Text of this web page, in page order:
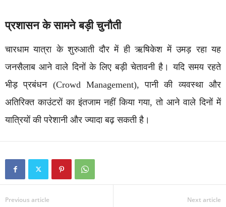
प्रशासन के सामने बड़ी चुनौती
चारधाम यात्रा के शुरुआती दौर में ही ऋषिकेश में उमड़ रहा यह
जनसैलाब आने वाले दिनों के लिए बड़ी चेतावनी है। यदि समय रहते
भीड़ प्रबंधन (Crowd Management), पानी की व्यवस्था और
अतिरिक्त काउंटरों का इंतजाम नहीं किया गया, तो आने वाले दिनों में
यात्रियों की परेशानी और ज्यादा बढ़ सकती है।
Previous article Next article